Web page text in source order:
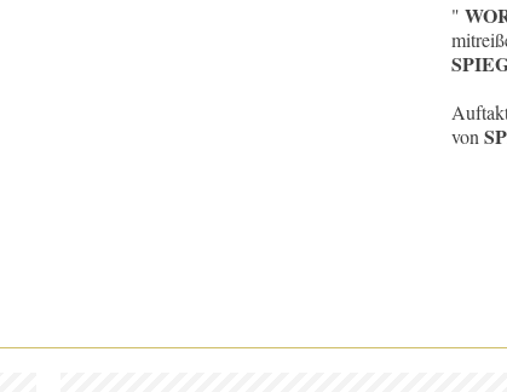
"
von